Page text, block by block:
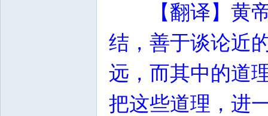
【翻译】黄
结，善于谈论近
远，而其中的道
把这些道理，进